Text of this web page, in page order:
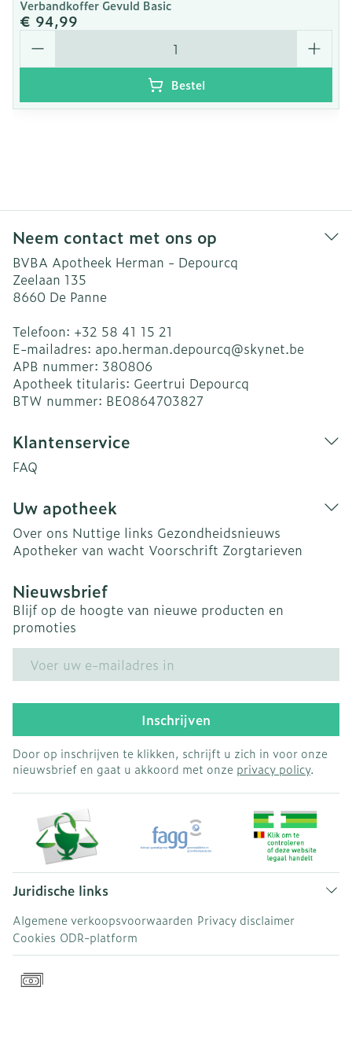
Verbandkoffer Gevuld Basic
€ 94,99
Aantal
Bestel
Neem contact met ons op
BVBA Apotheek Herman - Depourcq
Zeelaan 135
8660 De Panne
Telefoon: +32 58 41 15 21
E-mailadres: apo.herman.depourcq@skynet.be
APB nummer: 380806
Apotheek titularis: Geertrui Depourcq
BTW nummer: BE0864703827
Klantenservice
FAQ
Uw apotheek
Over ons Nuttige links Gezondheidsnieuws
Apotheker van wacht Voorschrift Zorgtarieven
Nieuwsbrief
Blijf op de hoogte van nieuwe producten en
promoties
Inschrijven
Door op inschrijven te klikken, schrijft u zich in voor onze
nieuwsbrief en gaat u akkoord met onze privacy policy.
Juridische links
Algemene verkoopsvoorwaarden Privacy disclaimer
Cookies ODR-platform